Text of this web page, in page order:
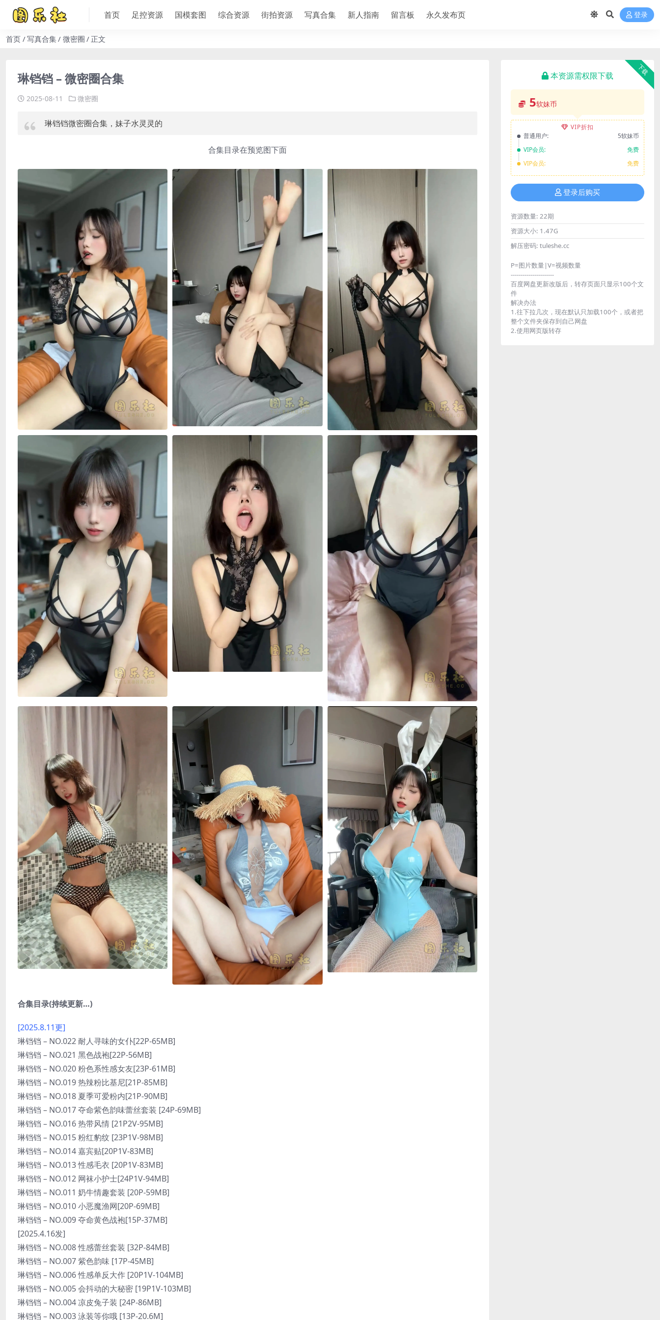
首页 足控资源 国模套图 综合资源 街拍资源 写真合集 新人指南 留言板 永久发布页 登录
首页 写真合集 微密圈 正文
琳铛铛 – 微密圈合集
2025-08-11 微密圈
琳铛铛微密圈合集，妹子水灵灵的
合集目录在预览图下面
合集目录(持续更新…)
[2025.8.11更]
琳铛铛 – NO.022 耐人寻味的女仆[22P-65MB]
琳铛铛 – NO.021 黑色战袍[22P-56MB]
琳铛铛 – NO.020 粉色系性感女友[23P-61MB]
琳铛铛 – NO.019 热辣粉比基尼[21P-85MB]
琳铛铛 – NO.018 夏季可爱粉内[21P-90MB]
琳铛铛 – NO.017 夺命紫色韵味蕾丝套装 [24P-69MB]
琳铛铛 – NO.016 热带风情 [21P2V-95MB]
琳铛铛 – NO.015 粉红豹纹 [23P1V-98MB]
琳铛铛 – NO.014 嘉宾贴[20P1V-83MB]
琳铛铛 – NO.013 性感毛衣 [20P1V-83MB]
琳铛铛 – NO.012 网袜小护士[24P1V-94MB]
琳铛铛 – NO.011 奶牛情趣套装 [20P-59MB]
琳铛铛 – NO.010 小恶魔渔网[20P-69MB]
琳铛铛 – NO.009 夺命黄色战袍[15P-37MB]
[2025.4.16发]
琳铛铛 – NO.008 性感蕾丝套装 [32P-84MB]
琳铛铛 – NO.007 紫色韵味 [17P-45MB]
琳铛铛 – NO.006 性感单反大作 [20P1V-104MB]
琳铛铛 – NO.005 会抖动的大秘密 [19P1V-103MB]
琳铛铛 – NO.004 凉皮兔子装 [24P-86MB]
琳铛铛 – NO.003 泳装等你哦 [13P-20.6M]
下载
本资源需权限下载
5软妹币
VIP折扣
普通用户:
5软妹币
VIP会员:
免费
VIP会员:
免费
登录后购买
资源数量: 22期
资源大小: 1.47G
解压密码: tuleshe.cc
P=图片数量|V=视频数量
----------------------
百度网盘更新改版后，转存页面只显示100个文
件
解决办法
1.往下拉几次，现在默认只加载100个，或者把
整个文件夹保存到自己网盘
2.使用网页版转存